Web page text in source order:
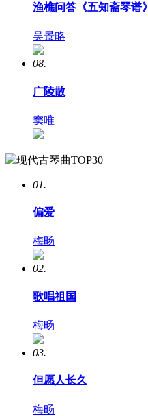
渔樵问答《五知斋琴谱》
吴景略
08.
广陵散
窦唯
现代古琴曲TOP30
01.
偏爱
梅旸
02.
歌唱祖国
梅旸
03.
但愿人长久
梅旸